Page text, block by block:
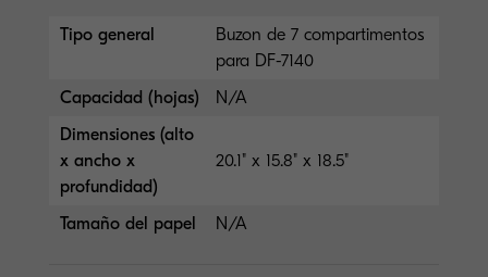
Tipo general
Buzon de 7 compartimentos
para DF-7140
Capacidad (hojas)
N/A
Dimensiones (alto
x ancho x
profundidad)
20.1" x 15.8" x 18.5"
Tamaño del papel N/A